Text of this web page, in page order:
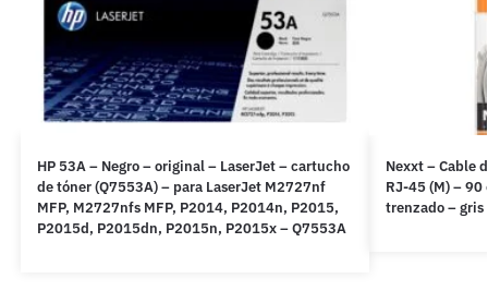
HP 53A – Negro – original – LaserJet – cartucho
de tóner (Q7553A) – para LaserJet M2727nf
MFP, M2727nfs MFP, P2014, P2014n, P2015,
P2015d, P2015dn, P2015n, P2015x – Q7553A
Nexxt – Cable
RJ-45 (M) – 90
trenzado –